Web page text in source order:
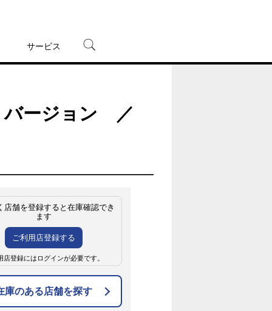
サービス
TSUTAYAプレミアムNEXT
バージョン ／
店舗を登録すると在庫確認でき
ます
ご利用店登録する
店登録にはログインが必要です。
庫のある店舗を探す